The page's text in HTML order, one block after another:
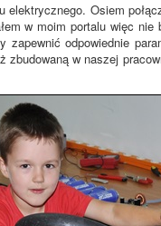
elektrycznego. Osiem
w moim portalu więc
odpowiednie
zbudowaną w naszej